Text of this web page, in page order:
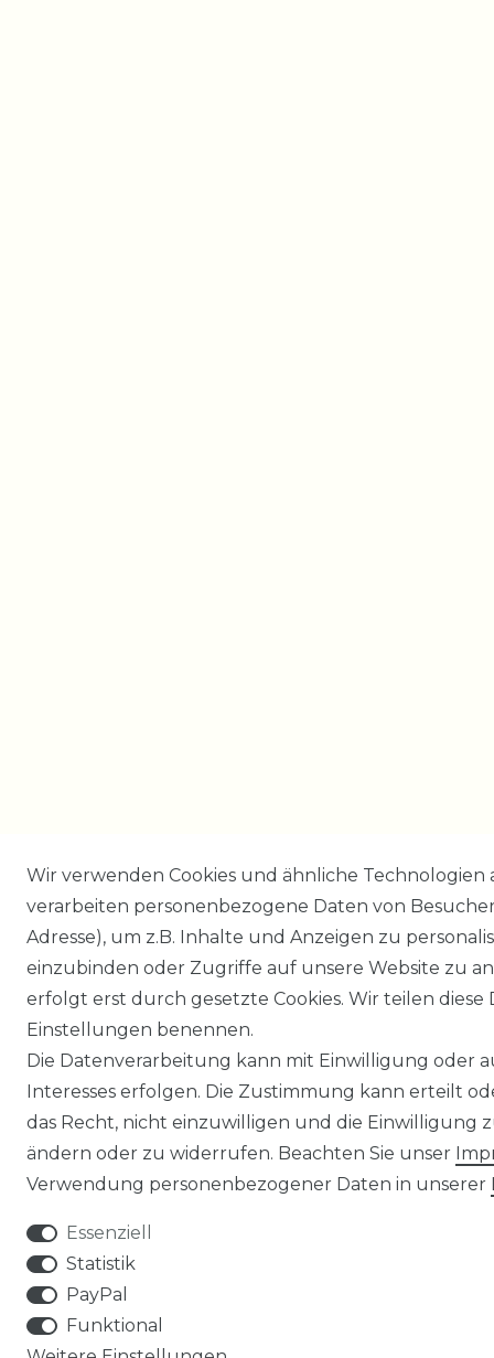
Wir verwenden Cookies und ähnliche
verarbeiten personenbezogene Daten von
Adresse), um z.B. Inhalte und Anzeigen zu
einzubinden oder Zugriffe auf unsere Website zu
erfolgt erst durch gesetzte Cookies. Wir teilen
Einstellungen benennen.
Die Datenverarbeitung kann mit Einwilligung oder
Interesses erfolgen. Die Zustimmung kann erteilt
das Recht, nicht einzuwilligen und die Einwilligung
ändern oder zu widerrufen. Beachten Sie unser
Verwendung personenbezogener Daten in unserer
Essenziell
Statistik
PayPal
Funktional